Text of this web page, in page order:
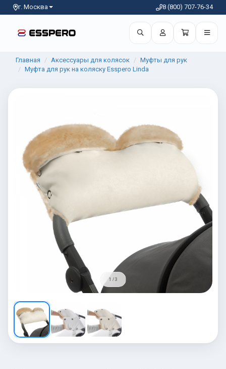
г. Москва 8 (800) 707-76-34
Главная Аксессуары для колясок
Муфты для рук
Муфта для рук на коляску Esspero Linda
1 / 3